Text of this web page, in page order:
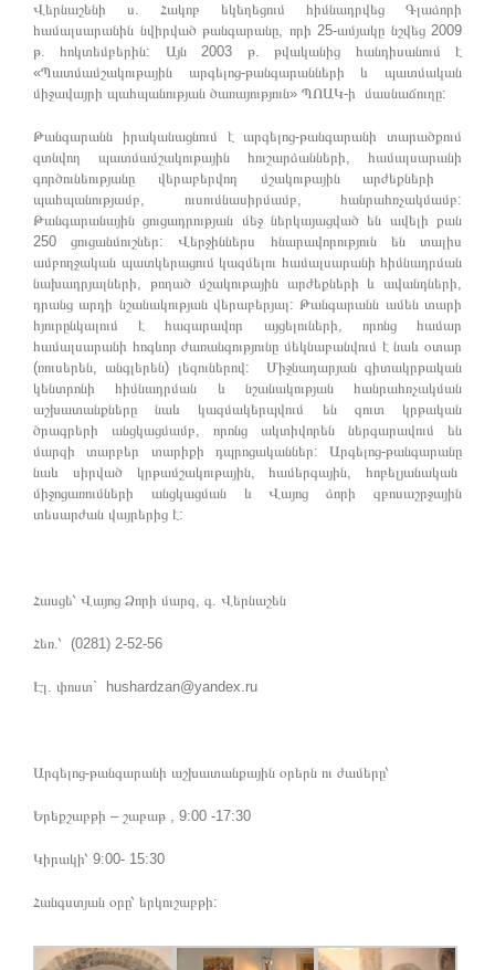
Վերնաշենի ս. Հակոբ եկեղեցում հիմնադրվեց Գլաձորի
համալսարանին նվիրված թանգարանը, որի 25-ամյակը նշվեց 2009
թ. հոկտեմբերին: Այն 2003 թ. թվականից հանդիսանում է
«Պատմամշակութային արգելոց-թանգարանների և պատմական
միջավայրի պահպանության ծառայություն» ՊՈԱԿ-ի մասնաճուղը:
Թանգարանն իրականացնում է արգելոց-թանգարանի տարածքում
գտնվող պատմամշակութային հուշարձանների, համալսարանի
գործունեությանը վերաբերվող մշակութային արժեքների
պահպանությամբ, ուսումնասիրմամբ, հանրահռչակմամբ:
Թանգարանային ցուցադրության մեջ ներկայացված են ավելի քան
250 ցուցանմուշներ: Վերջիններս հնարավորություն են տալիս
ամբողջական պատկերացում կազմելու համալսարանի հիմնադրման
նախադրյալների, թողած մշակութային արժեքների և ավանդների,
դրանց արդի նշանակության վերաբերյալ: Թանգարանն ամեն տարի
հյուրընկալում է հազարավոր այցելուների, որոնց համար
համալսարանի հոգևոր ժառանգությունը մեկնաբանվում է նաև օտար
(ռուսերեն, անգլերեն) լեզուներով: Միջնադարյան գիտակրթական
կենտրոնի հիմնադրման և նշանակության հանրահռչակման
աշխատանքները նաև կազմակերպվում են զուտ կրթական
ծրագրերի անցկացմամբ, որոնց ակտիվորեն ներգարավում են
մարզի տարբեր տարիքի դպրոցականներ: Արգելոց-թանգարանը
նաև սիրված կրթամշակութային, համերգային, հոբելյանական
միջոցառումների անցկացման և Վայոց ձորի զբոսաշրջային
տեսարժան վայրերից է:
Հասցե՝ Վայոց Ձորի մարզ, գ. Վերնաշեն
Հեռ.՝ (0281) 2-52-56
Էլ. փոստ` hushardzan@yandex.ru
Արգելոց-թանգարանի աշխատանքային օրերն ու ժամերը՝
Երեքշաբթի – շաբաթ , 9:00 -17:30
Կիրակի՝ 9:00- 15:30
Հանգստյան օրը՝ երկուշաբթի: